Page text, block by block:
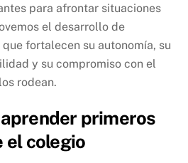
para afrontar situaciones
el desarrollo de
fortalecen su autonomía, su
y su compromiso con el
rodean.
primeros
el colegio